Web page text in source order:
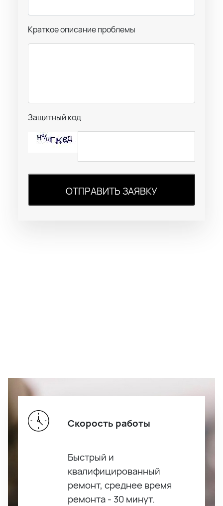
Краткое описание проблемы
Защитный код
ОТПРАВИТЬ ЗАЯВКУ
Скорость работы
Быстрый и
квалифицированный
ремонт, среднее время
ремонта - 30 минут.